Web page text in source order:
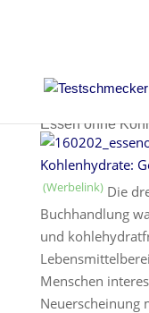
Essen ohne
Kohlenhydrate:
Die
Buchhandlung
und
Menschen
Neuerscheinung